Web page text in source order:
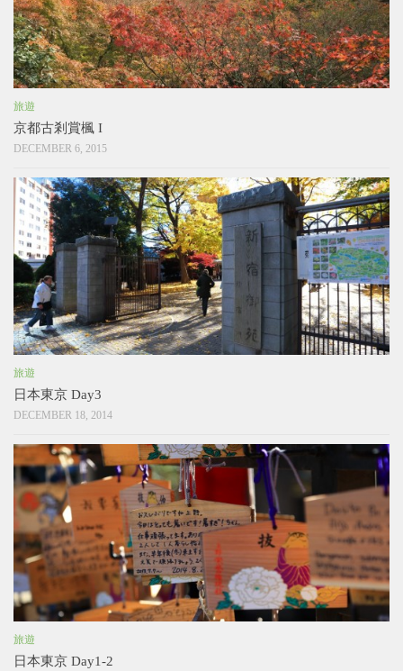
旅遊
京都古剎賞楓 I
DECEMBER 6, 2015
旅遊
日本東京 Day3
DECEMBER 18, 2014
旅遊
日本東京 Day1-2